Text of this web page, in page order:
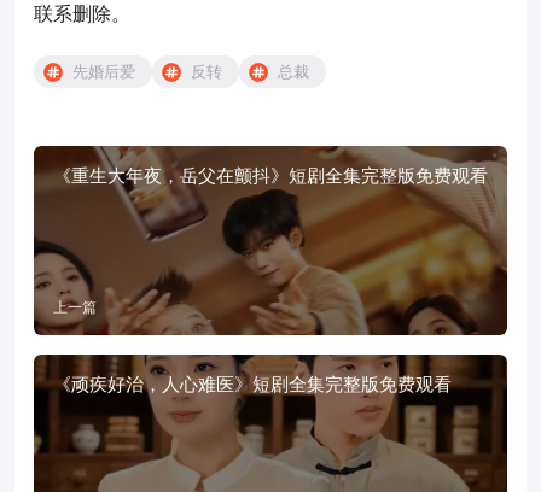
联系删除。
先婚后爱 反转 总裁
《重生大年夜，岳父在颤抖》短剧全集完整版免费观看
上一篇
《顽疾好治，人心难医》短剧全集完整版免费观看